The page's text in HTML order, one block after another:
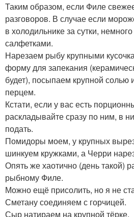
Таким образом, если Филе
разговоров. В случае если
в холодильнике за сутки,
салфетками.
Нарезаем рыбу крупными
форму для запекания
будет), посыпаем крупной
перцем.
Кстати, если у вас есть
раскладывайте сразу по ним, в
подать.
Помидоры моем, у крупных
шинкуем кружками, а Черри
Опять же хаотично (день такой)
рыбному Филе.
Можно ещё присолить, но я не
Сметану соединяем с горчицей.
Сыр натираем на крупной тёрке.